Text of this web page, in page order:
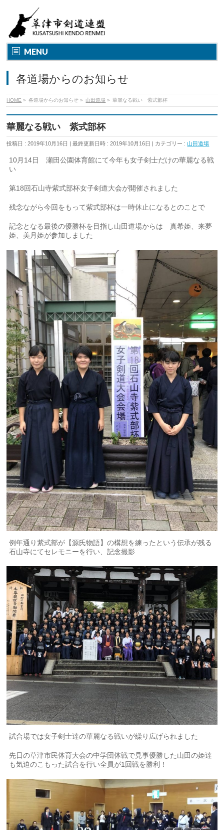
MENU
各道場からのお知らせ
HOME » 各道場からのお知らせ » 山田道場 » 華麗なる戦い 紫式部杯
華麗なる戦い 紫式部杯
投稿日 : 2019年10月16日 最終更新日時 : 2019年10月16日 カテゴリー :山田道場
10月14日 瀬田公園体育館にて今年も女子剣士だけの華麗なる戦
い
第18回石山寺紫式部杯女子剣道大会が開催されました
残念ながら今回をもって紫式部杯は一時休止になるとのことで
記念となる最後の優勝杯を目指し山田道場からは 真希姫、来夢
姫、美月姫が参加しました
例年通り紫式部が【源氏物語】の構想を練ったという伝承が残る
石山寺にてセレモニーを行い、記念撮影
試合場では女子剣士達の華麗なる戦いが繰り広げられました
先日の草津市民体育大会の中学団体戦で見事優勝した山田の姫達
も気迫のこもった試合を行い全員が1回戦を勝利！